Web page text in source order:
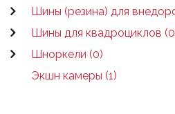
Шины (резина) для
Шины для квадроциклов
Шноркели (0)
Экшн камеры (1)